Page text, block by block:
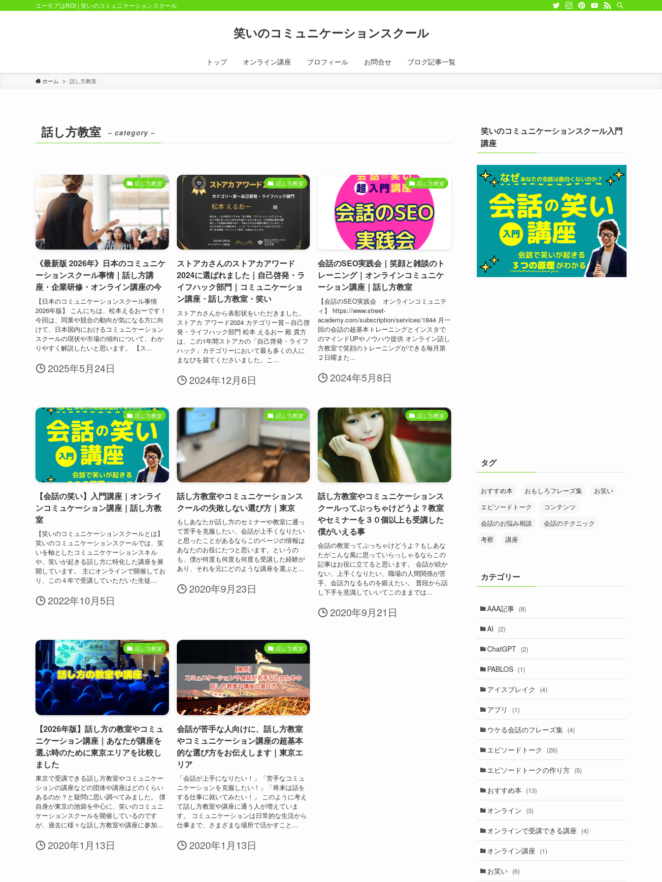
ユーモアはROI | 笑いのコミュニケーションスクール
笑いのコミュニケーションスクール
トップ オンライン講座 プロフィール お問合せ ブログ記事一覧
ホーム 話し方教室
話し方教室 – category –
話し方教室
《最新版 2026年》日本のコミュニケ
ーションスクール事情｜話し方講
座・企業研修・オンライン講座の今
【日本のコミュニケーションスクール事情
2026年版】 こんにちは、松本えるおーです！
今回は、同業や競合の動向が気になる方に向
けて、日本国内におけるコミュニケーション
スクールの現状や市場の傾向について、わか
りやすく解説したいと思います。 【ス...
2025年5月24日
話し方教室
ストアカさんのストアカアワード
2024に選ばれました｜自己啓発・ラ
イフハック部門｜コミュニケーショ
ン講座・話し方教室・笑い
ストアカさんから表彰状をいただきました。
ストアカ アワード2024 カテゴリー賞～自己啓
発・ライフハック部門 松本 えるおー 殿 貴方
は、この1年間ストアカの「自己啓発・ライフ
ハック」カテゴリーにおいて最も多くの人に
まなびを届てくださいました。こ...
2024年12月6日
話し方教室
会話のSEO実践会｜笑顔と雑談のト
レーニング｜オンラインコミュニケ
ーション講座｜話し方教室
【会話のSEO実践会 オンラインコミュニテ
ィ】 https://www.street-
academy.com/subscription/services/1844 月一
回の会話の超基本トレーニングとインスタで
のマインドUPやノウハウ提供 オンライン話し
方教室で笑顔のトレーニングができる毎月第
２日曜また...
2024年5月8日
話し方教室
【会話の笑い】入門講座｜オンライ
ンコミュケーション講座｜話し方教
室
【笑いのコミュニケーションスクールとは】
笑いのコミュニケーションスクールでは、笑
いを軸としたコミュニケケーションスキル
や、笑いが起きる話し方に特化した講座を展
開しています。 主にオンラインで開催してお
り、この４年で受講していただいた生徒...
2022年10月5日
話し方教室
話し方教室やコミュニケーションス
クールの失敗しない選び方｜東京
もしあなたが話し方のセミナーや教室に通っ
て苦手を克服したい、会話が上手くなりたい
と思ったことがあるならこのページの情報は
あなたのお役にたつと思います。というの
も、僕が何度も何度も何度も受講した経験が
あり、それを元にどのような講座を選ぶと...
2020年9月23日
話し方教室
話し方教室やコミュニケーションス
クールってぶっちゃけどうよ？教室
やセミナーを３０個以上も受講した
僕がいえる事
会話の教室ってぶっちゃけどうよ？もしあな
たがこんな風に思っていらっしゃるならこの
記事はお役に立てると思います。 会話が続か
ない、上手くなりたい、職場の人間関係が苦
手、会話力なるものを鍛えたい。 普段から話
し下手を意識していいてこのままでは...
2020年9月21日
話し方教室
【2026年版】話し方の教室やコミュ
ニケーション講座｜あなたが講座を
選ぶ時のために東京エリアを比較し
ました
東京で受講できる話し方教室やコミュニケー
ションの講座などの団体や講座はどのくらい
あるのか？と疑問に思い調べてみました。 僕
自身が東京の池袋を中心に、笑いのコミュニ
ケーションスクールを開催しているのです
が、過去に様々な話し方教室や講座に参加...
2020年1月13日
話し方教室
会話が苦手な人向けに、話し方教室
やコミュニケーション講座の超基本
的な選び方をお伝えします｜東京エ
リア
「会話が上手になりたい！」「苦手なコミュ
ニケーションを克服したい！」「将来は話を
する仕事に就いてみたい！」 このように考え
て話し方教室や講座に通う人が増えていま
す。 コミュニケーションは日常的な生活から
仕事まで、さまざまな場所で活かすこと...
2020年1月13日
笑いのコミュニケーションスクール入門
講座
タグ
おすすめ本 おもしろフレーズ集
お笑い
エピソードトーク
コンテンツ
会話のお悩み相談
会話のテクニック
考察
講座
カテゴリー
AAA記事 (8)
AI (2)
ChatGPT (2)
PABLOS (1)
アイスブレイク (4)
アプリ (1)
ウケる会話のフレーズ集 (4)
エピソードトーク (26)
エピソードトークの作り方 (5)
おすすめ本 (13)
オンライン (3)
オンラインで受講できる講座 (4)
オンライン講座 (1)
お笑い (6)